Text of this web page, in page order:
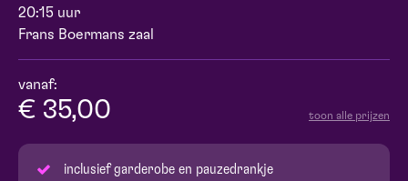
20:15 uur
Frans Boermans zaal
vanaf:
€ 35,00 toon alle prijzen
inclusief garderobe en pauzedrankje